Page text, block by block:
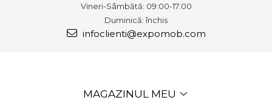
Vineri-Sâmbătă: 09:00-17:00
Duminică: închis
infoclienti@expomob.com
MAGAZINUL MEU